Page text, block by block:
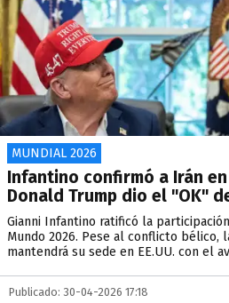
MUNDIAL 2026
Infantino confirmó a Irán
Donald Trump dio el "OK"
Gianni Infantino ratificó la
Mundo 2026. Pese al conflicto bélico,
mantendrá su sede en EE.UU. con el
Publicado: 30-04-2026 17:18